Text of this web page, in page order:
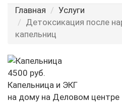
Главная
Услуги
Детоксикация после
капельниц
4500 руб.
Капельница и ЭКГ
на дому на Деловом центре